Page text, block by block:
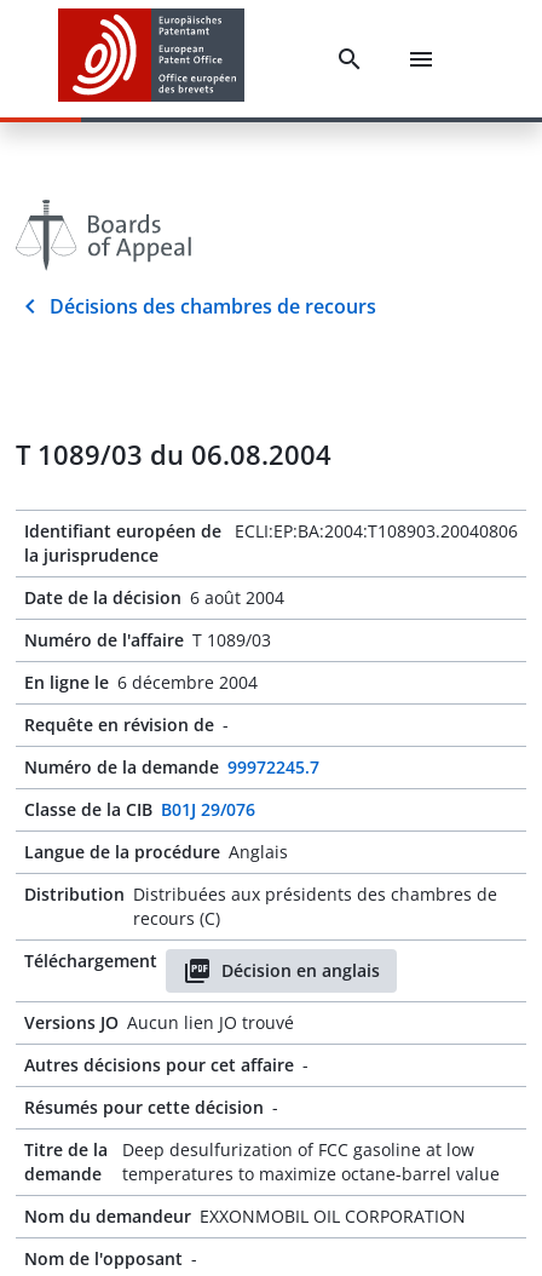
Décisions des chambres de recours
T 1089/03 du 06.08.2004
Identifiant européen de
la jurisprudence
ECLI:EP:BA:2004:T108903.20040806
Date de la décision 6 août 2004
Numéro de l'affaire T 1089/03
En ligne le 6 décembre 2004
Requête en révision de -
Numéro de la demande 99972245.7
Classe de la CIB B01J 29/076
Langue de la procédure Anglais
Distribution Distribuées aux présidents des chambres de
recours (C)
Téléchargement
Décision en anglais
Versions JO Aucun lien JO trouvé
Autres décisions pour cet affaire -
Résumés pour cette décision -
Titre de la
demande
Deep desulfurization of FCC gasoline at low
temperatures to maximize octane-barrel value
Nom du demandeur EXXONMOBIL OIL CORPORATION
Nom de l'opposant -